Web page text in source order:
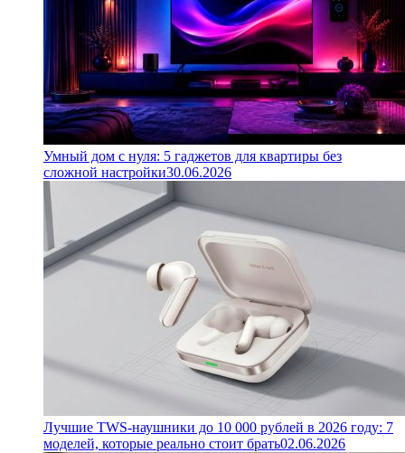
Умный дом с нуля: 5 гаджетов для квартиры без
сложной настройки30.06.2026
Лучшие TWS-наушники до 10 000 рублей в 2026 году: 7
моделей, которые реально стоит брать02.06.2026